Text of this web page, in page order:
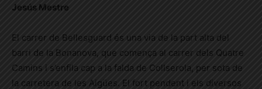
Jesús Mestre
El carrer de Bellesguard és una via de la part alta del
barri de la Bonanova, que comença al carrer dels Quatre
Camins i s’enfila cap a la falda de Collserola, per sota de
la carretera de les Aigües. El fort pendent i els diversos